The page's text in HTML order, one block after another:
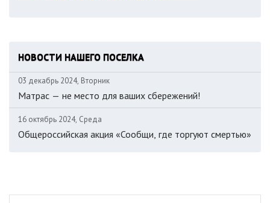
НОВОСТИ НАШЕГО ПОСЕЛКА
03 декабрь 2024, Вторник
Матрас — не место для ваших сбережений!
16 октябрь 2024, Среда
Общероссийская акция «Сообщи, где торгуют смертью»